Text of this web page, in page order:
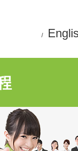
/